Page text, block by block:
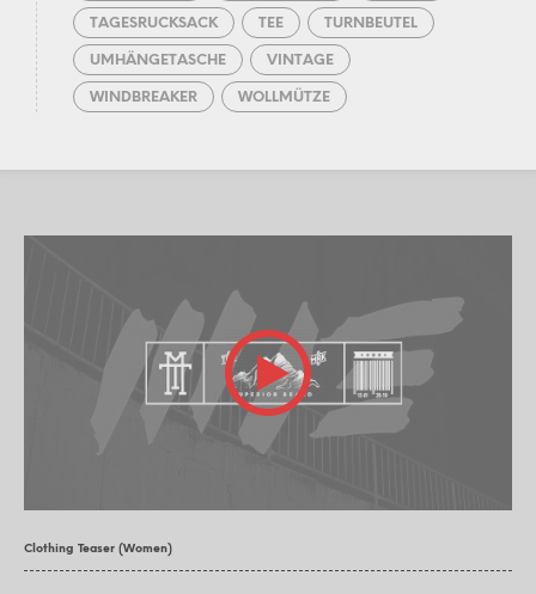
TAGESRUCKSACK TEE TURNBEUTEL
UMHÄNGETASCHE VINTAGE
WINDBREAKER WOLLMÜTZE
Clothing Teaser (Women)